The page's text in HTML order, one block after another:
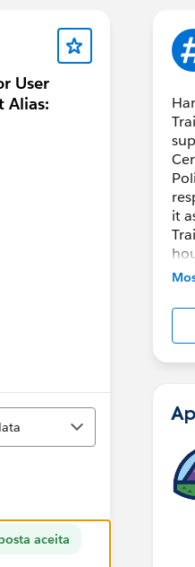
User
Alias:
aceita
it